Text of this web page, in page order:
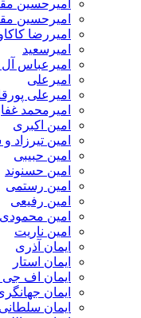
امیرحسین
امیرحسین
امیررضا
امیرسعید
امیرعباس
امیرعلی
امیرعلی
امیرمحمد
امین اکبری
امین
امین حبیبی
امین حسنوند
امین رستمی
امین رفیعی
امین محمودی
امین ناریت
ایمان آذری
ایمان استار
ایمان اف جی ۱۰
ایمان
ایمان سلطانی